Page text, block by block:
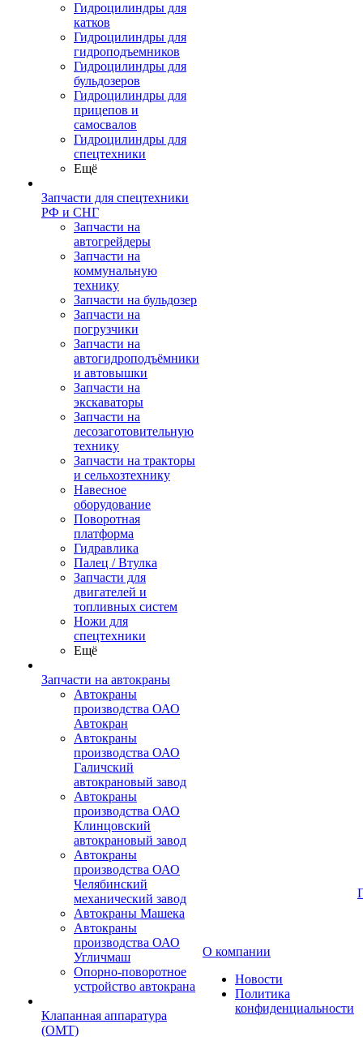
Гидроцилиндры для
катков
Гидроцилиндры для
гидроподъемников
Гидроцилиндры для
бульдозеров
Гидроцилиндры для
прицепов и
самосвалов
Гидроцилиндры для
спецтехники
Ещё
Запчасти для спецтехники
РФ и СНГ
Запчасти на
автогрейдеры
Запчасти на
коммунальную
технику
Запчасти на бульдозер
Запчасти на
погрузчики
Запчасти на
автогидроподъёмники
и автовышки
Запчасти на
экскаваторы
Запчасти на
лесозаготовительную
технику
Запчасти на тракторы
и сельхозтехнику
Навесное
оборудование
Поворотная
платформа
Гидравлика
Палец / Втулка
Запчасти для
двигателей и
топливных систем
Ножи для
спецтехники
Ещё
Запчасти на автокраны
Автокраны
производства ОАО
Автокран
Автокраны
производства ОАО
Галичский
автокрановый завод
Автокраны
производства ОАО
Клинцовский
автокрановый завод
Автокраны
производства ОАО
Челябинский
механический завод
Автокраны Машека
Автокраны
производства ОАО
Угличмаш
Опорно-поворотное
устройство автокрана
Клапанная аппаратура
(OMT)
О компании
Новости
Политика
конфиденциальности